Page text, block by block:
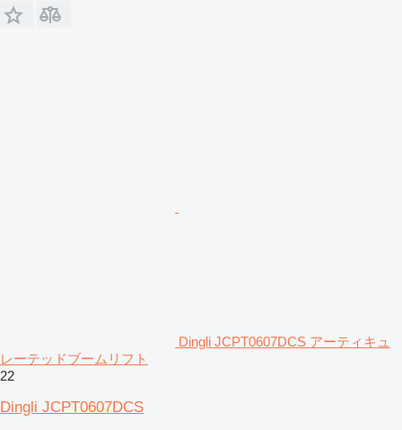
Dingli JCPT0607DCS アーティキュ
レーテッドブームリフト
22
Dingli JCPT0607DCS